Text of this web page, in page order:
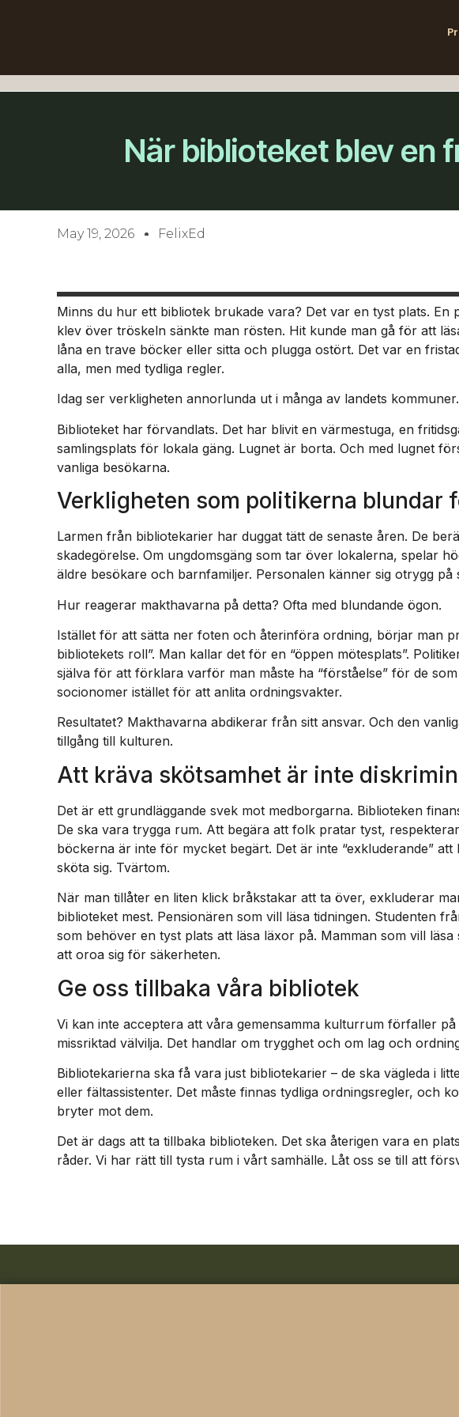
När biblioteket blev en
May 19, 2026 FelixEd
Minns du hur ett bibliotek brukade vara? Det var en tyst plats. En
klev över tröskeln sänkte man rösten. Hit kunde man gå för att
låna en trave böcker eller sitta och plugga ostört. Det var en
alla, men med tydliga regler.
Idag ser verkligheten annorlunda ut i många av landets kommuner.
Biblioteket har förvandlats. Det har blivit en värmestuga, en
samlingsplats för lokala gäng. Lugnet är borta. Och med lugnet
vanliga besökarna.
Verkligheten som politikerna blundar
Larmen från bibliotekarier har duggat tätt de senaste åren. De
skadegörelse. Om ungdomsgäng som tar över lokalerna, spelar
äldre besökare och barnfamiljer. Personalen känner sig otrygg på
Hur reagerar makthavarna på detta? Ofta med blundande ögon.
Istället för att sätta ner foten och återinföra ordning, börjar man
bibliotekets roll”. Man kallar det för en “öppen mötesplats”.
själva för att förklara varför man måste ha “förståelse” för de
socionomer istället för att anlita ordningsvakter.
Resultatet? Makthavarna abdikerar från sitt ansvar. Och den
tillgång till kulturen.
Att kräva skötsamhet är inte
Det är ett grundläggande svek mot medborgarna. Biblioteken
De ska vara trygga rum. Att begära att folk pratar tyst,
böckerna är inte för mycket begärt. Det är inte “exkluderande” att
sköta sig. Tvärtom.
När man tillåter en liten klick bråkstakar att ta över, exkluderar
biblioteket mest. Pensionären som vill läsa tidningen. Studenten
som behöver en tyst plats att läsa läxor på. Mamman som vill
att oroa sig för säkerheten.
Ge oss tillbaka våra bibliotek
Vi kan inte acceptera att våra gemensamma kulturrum förfaller
missriktad välvilja. Det handlar om trygghet och om lag och
Bibliotekarierna ska få vara just bibliotekarier – de ska vägleda i
eller fältassistenter. Det måste finnas tydliga ordningsregler, och
bryter mot dem.
Det är dags att ta tillbaka biblioteken. Det ska återigen vara en
råder. Vi har rätt till tysta rum i vårt samhälle. Låt oss se till att